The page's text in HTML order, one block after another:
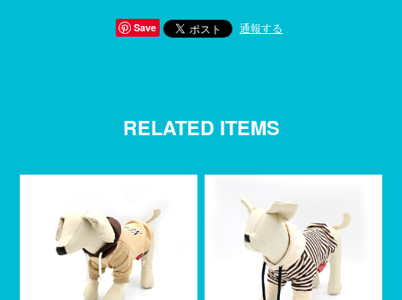
Save 通報する
RELATED ITEMS